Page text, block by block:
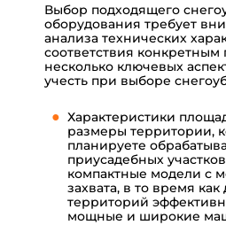
Выбор подходящего
оборудования требует
анализа технических
соответствия конкретным
несколько ключевых
учесть при выборе
Характеристики
размеры территории,
планируете
приусадебных
компактные модели с
захвата, в то время
территорий
мощные и широкие